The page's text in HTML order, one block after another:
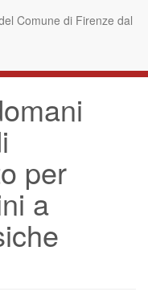
Comune di Firenze dal
per
a